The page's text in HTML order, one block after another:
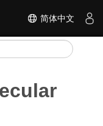
简体中文